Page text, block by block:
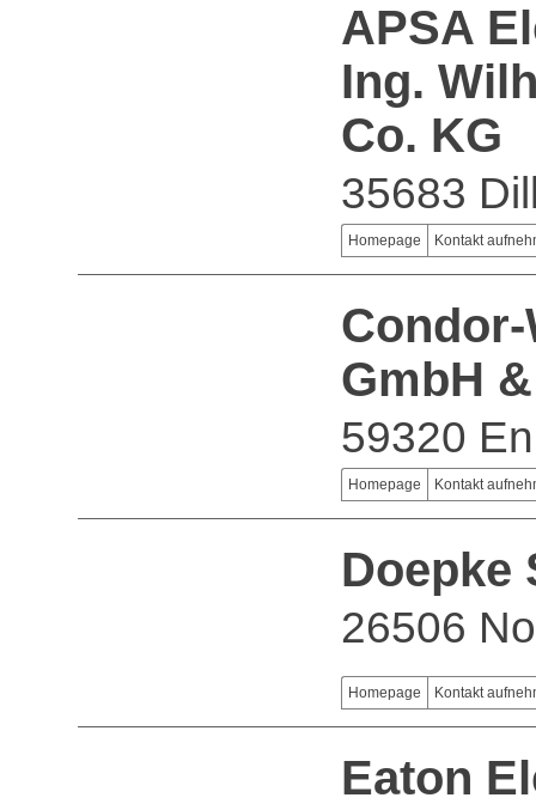
APSA
Ing.
Co. KG
35683
Homepage Kontakt
Condor-
GmbH
59320
Homepage Kontakt
Doepke
26506
Homepage Kontakt
Eaton